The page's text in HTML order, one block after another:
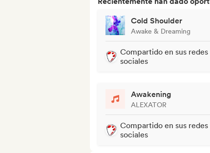
Cold Shoulder
Awake & Dreaming
Compartido en sus redes
sociales
Awakening
ALEXATOR
Compartido en sus redes
sociales